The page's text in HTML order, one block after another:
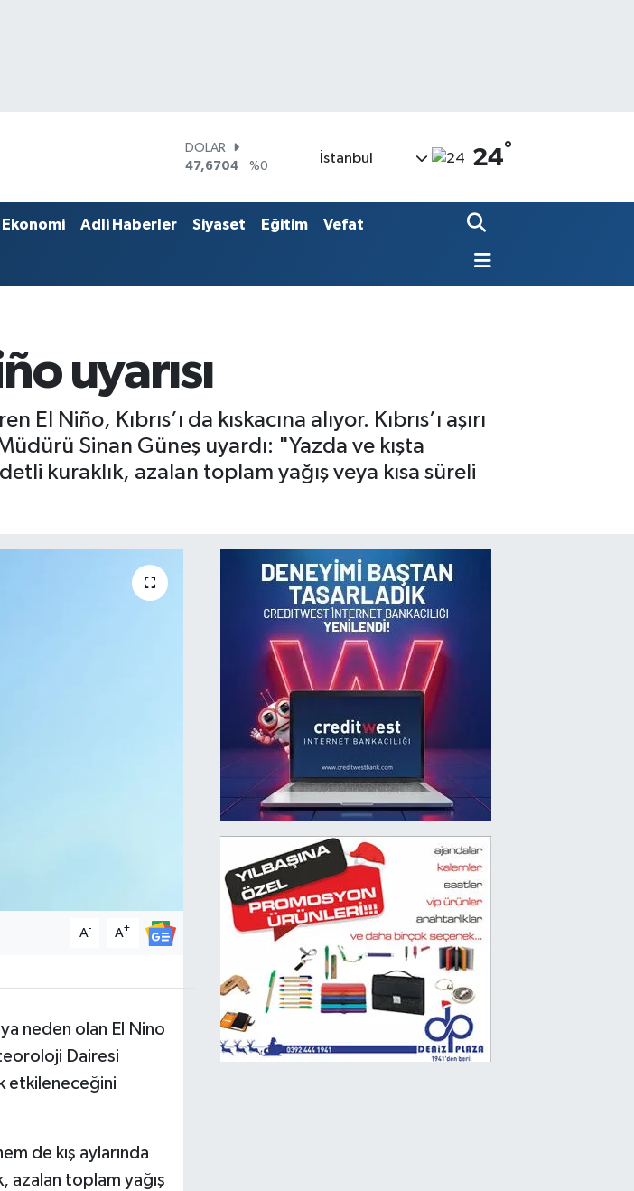
DOLAR
47,6704
%0
55,0406
%-0.08
STERLİN
İstanbul 24°
Ekonomi Adli Haberler Siyaset Eğitim Vefat
uyarısı
Niño, Kıbrıs’ı da kıskacına alıyor. Kıbrıs’ı aşırı
Sinan Güneş uyardı: "Yazda ve kışta
kuraklık, azalan toplam yağış veya kısa süreli
A- A+
neden olan El Nino
Dairesi
etkileneceğini
de kış aylarında
azalan toplam yağış